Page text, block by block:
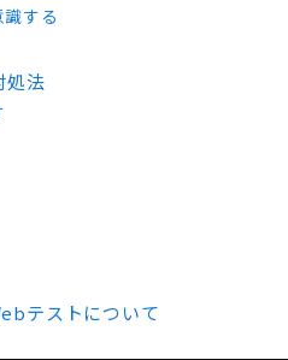
する
処法
テストについて